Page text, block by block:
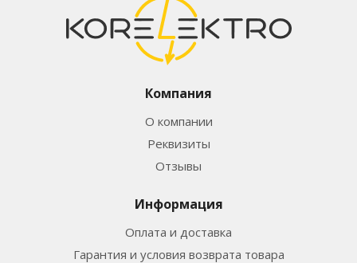
Компания
О компании
Реквизиты
Отзывы
Информация
Оплата и доставка
Гарантия и условия возврата товара